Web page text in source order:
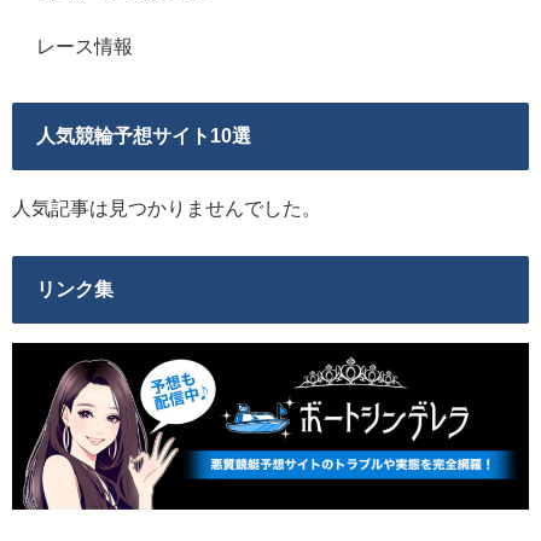
レース情報
人気競輪予想サイト10選
人気記事は見つかりませんでした。
リンク集